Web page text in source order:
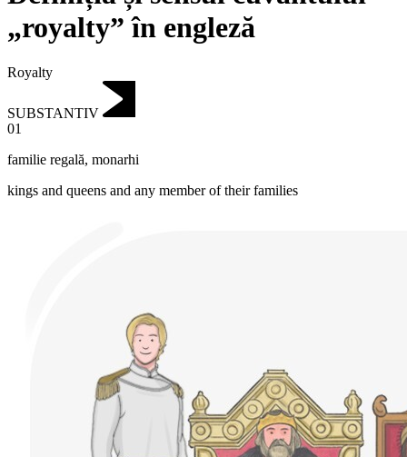
„royalty” în engleză
Royalty
SUBSTANTIV
01
familie regală, monarhi
kings and queens and any member of their families